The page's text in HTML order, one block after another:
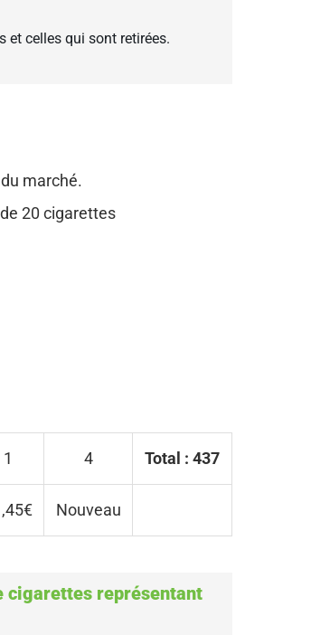
et celles qui sont retirées.
marché.
20 cigarettes
1 4 Total : 437
Nouveau
cigarettes représentant